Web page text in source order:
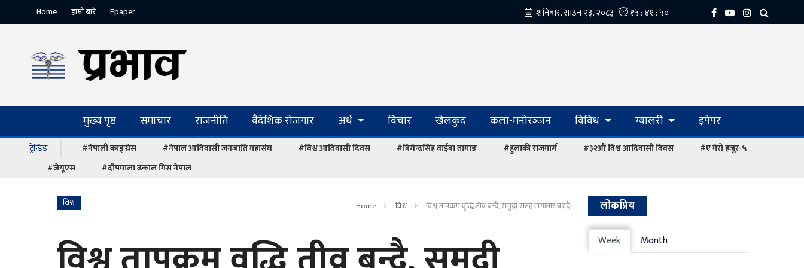
Home हाम्रो बारे Epaper
मुख्य पृष्ठ समाचार राजनीति वैदेशिक रोजगार अर्थ विचार खेलकुद कला-मनोरञ्‍जन विविध ग्यालरी इपेपर
ट्रेन्डिङ #नेपाली काङ्ग्रेस #नेपाल आदिवासी जनजाति महासंघ #विश्व आदिवासी दिवस #बिगेन्द्रसिंह वाईबा तामाङ #हुलाकी राजमार्ग #३२औं विश्व आदिवासी दिवस
#ए मेरो हजुर-५
#जेयूएस
#दीपमाला ढकाल मिस नेपाल
विश्व Home विश्व विश्व तापक्रम वृद्धि तीव्र बन्दै, समुद्री सतह लगातार बढ्दै लोकप्रिय
Week Month